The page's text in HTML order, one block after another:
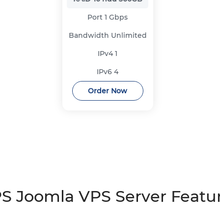
Port 1 Gbps
Bandwidth Unlimited
IPv41
IPv6 4
Order Now
Joomla VPS Server